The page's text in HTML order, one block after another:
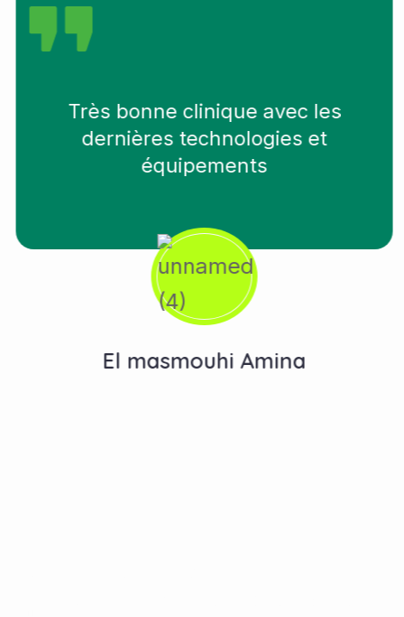
Très bonne clinique avec les
dernières technologies et
équipements
El masmouhi Amina